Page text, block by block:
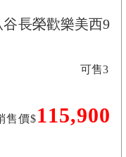
谷長榮歡樂美西9
售價$115,900
可售3